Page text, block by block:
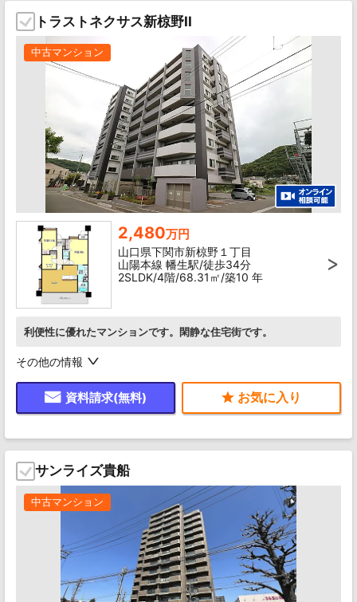
トラストネクサス新椋野II
中古マンション
2,480万円
山口県下関市新椋野１丁目
山陽本線 幡生駅/徒歩34分
2SLDK/4階/68.31㎡/築10 年
利便性に優れたマンションです。閑静な住宅街です。
その他の情報
資料請求(無料)
サンライズ貴船
中古マンション